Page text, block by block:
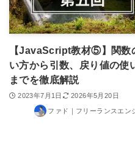
【JavaScript教材⑤】関数
い方から引数、戻り値の使
までを徹底解説
2023年7月1日 2026年5月20日
ファド｜フリーランスエン